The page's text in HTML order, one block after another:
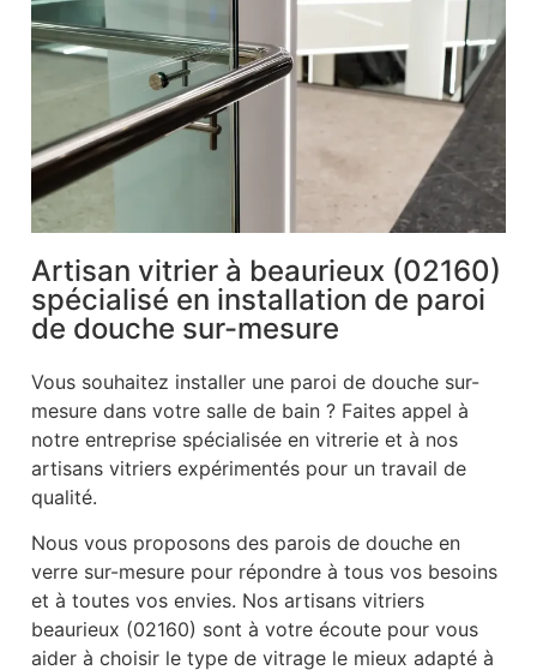
Artisan vitrier à beaurieux (02160)
spécialisé en installation de paroi
de douche sur-mesure
Vous souhaitez installer une paroi de douche sur-
mesure dans votre salle de bain ? Faites appel à
notre entreprise spécialisée en vitrerie et à nos
artisans vitriers expérimentés pour un travail de
qualité.
Nous vous proposons des parois de douche en
verre sur-mesure pour répondre à tous vos besoins
et à toutes vos envies. Nos artisans vitriers
beaurieux (02160) sont à votre écoute pour vous
aider à choisir le type de vitrage le mieux adapté à